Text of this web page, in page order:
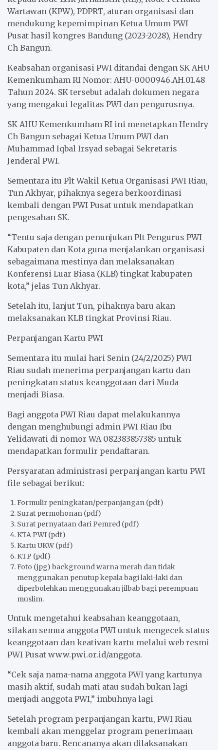
Wartawan (KPW), PDPRT, aturan organisasi dan
mendukung kepemimpinan Ketua Umum PWI
Pusat hasil kongres Bandung (2023-2028), Hendry
Ch Bangun.
Keabsahan organisasi PWI ditandai dengan SK AHU
Kemenkumham RI Nomor: AHU-0000946.AH.01.48
Tahun 2024. SK tersebut adalah dokumen negara
yang mengakui legalitas PWI dan pengurusnya.
SK AHU Kemenkumham RI ini menetapkan Hendry
Ch Bangun sebagai Ketua Umum PWI dan
Muhammad Iqbal Irsyad sebagai Sekretaris
Jenderal PWI.
Sementara itu Plt Wakil Ketua Organisasi PWI Riau,
Tun Akhyar, pihaknya segera berkoordinasi
kembali dengan PWI Pusat untuk mendapatkan
pengesahan SK.
“Tentu saja dengan penunjukan Plt Pengurus PWI
Kabupaten dan Kota guna menjalankan organisasi
sebagaimana mestinya dan melaksanakan
Konferensi Luar Biasa (KLB) tingkat kabupaten
kota,” jelas Tun Akhyar.
Setelah itu, lanjut Tun, pihaknya baru akan
melaksanakan KLB tingkat Provinsi Riau.
Perpanjangan Kartu PWI
Sementara itu mulai hari Senin (24/2/2025) PWI
Riau sudah menerima perpanjangan kartu dan
peningkatan status keanggotaan dari Muda
menjadi Biasa.
Bagi anggota PWI Riau dapat melakukannya
dengan menghubungi admin PWI Riau Ibu
Yelidawati di nomor WA 082383857385 untuk
mendapatkan formulir pendaftaran.
Persyaratan administrasi perpanjangan kartu PWI
file sebagai berikut:
Formulir peningkatan/perpanjangan (pdf)
Surat permohonan (pdf)
Surat pernyataan dari Pemred (pdf)
KTA PWI (pdf)
Kartu UKW (pdf)
KTP (pdf)
Foto (jpg) background warna merah dan tidak
menggunakan penutup kepala bagi laki-laki dan
diperbolehkan menggunakan jilbab bagi perempuan
muslim.
Untuk mengetahui keabsahan keanggotaan,
silakan semua anggota PWI untuk mengecek status
keanggotaan dan keativan kartu melalui web resmi
PWI Pusat www.pwi.or.id/anggota.
“Cek saja nama-nama anggota PWI yang kartunya
masih aktif, sudah mati atau sudah bukan lagi
menjadi anggota PWI,” imbuhnya lagi
Setelah program perpanjangan kartu, PWI Riau
kembali akan menggelar program penerimaan
anggota baru. Rencananya akan dilaksanakan